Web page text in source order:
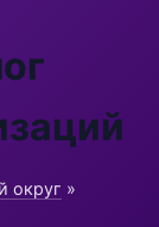
округ »